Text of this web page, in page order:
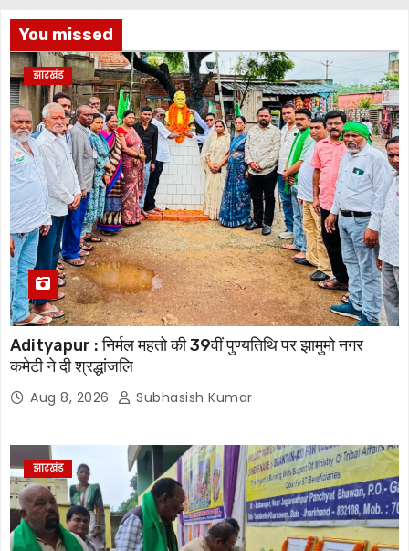
You missed
झारखंड
Adityapur : निर्मल महतो की 39वीं पुण्यतिथि पर झामुमो नगर
कमेटी ने दी श्रद्धांजलि
Aug 8, 2026 Subhasish Kumar
झारखंड